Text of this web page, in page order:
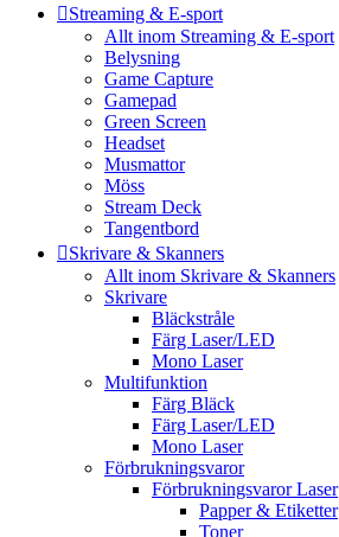
Streaming & E-sport
Allt inom Streaming & E-sport
Belysning
Game Capture
Gamepad
Green Screen
Headset
Musmattor
Möss
Stream Deck
Tangentbord
Skrivare & Skanners
Allt inom Skrivare & Skanners
Skrivare
Bläckstråle
Färg Laser/LED
Mono Laser
Multifunktion
Färg Bläck
Färg Laser/LED
Mono Laser
Förbrukningsvaror
Förbrukningsvaror Laser
Papper & Etiketter
Toner